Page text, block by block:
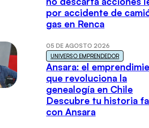
por accidente de
gas en Renca
05 DE AGOSTO 2026
UNIVERSO EMPRENDEDOR
Ansara: el
que revoluciona la
genealogía en Chile
Descubre tu historia
con Ansara